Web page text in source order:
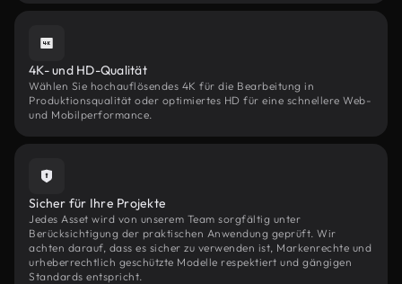
4K- und HD-Qualität
Wählen Sie hochauflösendes 4K für die Bearbeitung in
Produktionsqualität oder optimiertes HD für eine schnellere Web-
und Mobilperformance.
Sicher für Ihre Projekte
Jedes Asset wird von unserem Team sorgfältig unter
Berücksichtigung der praktischen Anwendung geprüft. Wir
achten darauf, dass es sicher zu verwenden ist, Markenrechte und
urheberrechtlich geschützte Modelle respektiert und gängigen
Standards entspricht.